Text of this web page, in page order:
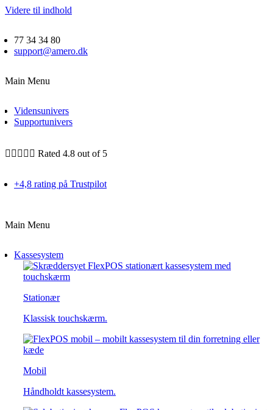
Videre til indhold
77 34 34 80
support@amero.dk
Main Menu
Vidensunivers
Supportunivers
     Rated 4.8 out of 5
+4,8 rating på Trustpilot
Main Menu
Kassesystem
Stationær
Klassisk touchskærm.
Mobil
Håndholdt kassesystem.